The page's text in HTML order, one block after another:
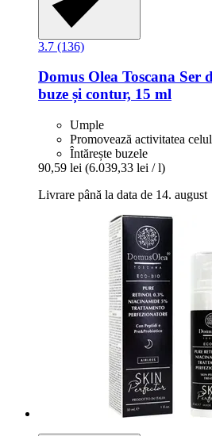
3.7 (136)
Domus Olea Toscana Ser
buze și contur, 15 ml
Umple
Promovează activitatea
Întărește buzele
90,59 lei (6.039,33 lei / l)
Livrare până la data de 14. august